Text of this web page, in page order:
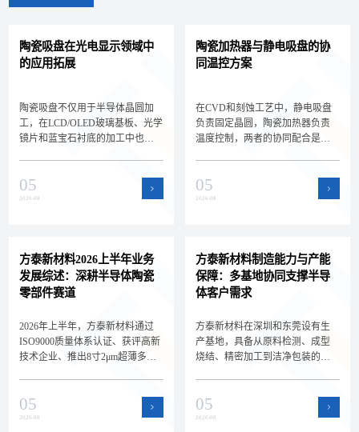
陶瓷吸盘在光电显示领域中
的应用拓展
陶瓷吸盘不仅用于半导体晶圆加
工，在LCD/OLED玻璃基板、光学
镜片和蓝宝石衬底的加工中也扮
域的新应用场景和选型差异，拓
展核心产品的应用边界。
05
2026-08
陶瓷加热器与静电吸盘的协
同温控方案
在CVD和刻蚀工艺中，静电吸盘
负责固定晶圆，陶瓷加热器负责
温度控制，两者的协同配合是实
瓷加热器的集成方案和选型要
点，帮助设备工程师设计高效的
05
2026-08
方泰新材料2026上半年业务
发展综述：深耕半导体陶瓷
零部件赛道
2026年上半年，方泰新材料通过
ISO9000质量体系认证、获评高新
技术企业、推出8寸2μm超薄多孔
公司在品质、技术和产品方面的
进展。
05
2026-08
方泰新材料制造能力与产能
保障：多基地协同支撑半导
体客户需求
方泰新材料在深圳和东莞设有生
产基地，具备从原料检测、成型
烧结、精密加工到洁净包装的全
能力，为半导体设备客户的批量
订单和紧急需求提供支持。
05
2026-08